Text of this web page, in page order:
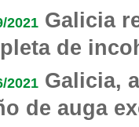
2021 Galicia
de
2021 Galicia,
de auga